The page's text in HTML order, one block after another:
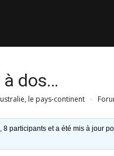
à dos…
le pays-continent ›
8 participants et a été mis à jour